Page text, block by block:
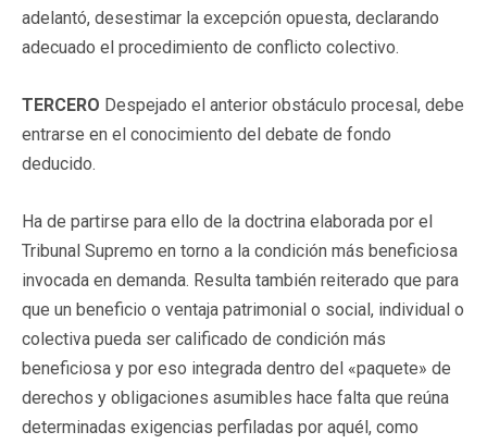
adelantó, desestimar la excepción opuesta, declarando
adecuado el procedimiento de conflicto colectivo.
TERCERO Despejado el anterior obstáculo procesal, debe
entrarse en el conocimiento del debate de fondo
deducido.
Ha de partirse para ello de la doctrina elaborada por el
Tribunal Supremo en torno a la condición más beneficiosa
invocada en demanda. Resulta también reiterado que para
que un beneficio o ventaja patrimonial o social, individual o
colectiva pueda ser calificado de condición más
beneficiosa y por eso integrada dentro del «paquete» de
derechos y obligaciones asumibles hace falta que reúna
determinadas exigencias perfiladas por aquél, como